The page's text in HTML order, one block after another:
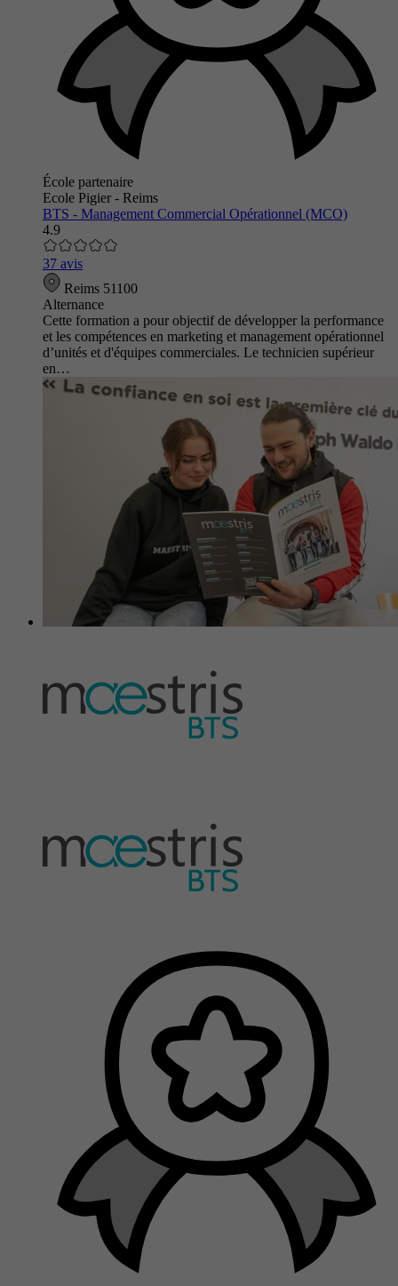
École partenaire
Ecole Pigier - Reims
BTS - Management Commercial Opérationnel (MCO)
4.9
37 avis
Reims 51100
Alternance
Cette formation a pour objectif de développer la performance
et les compétences en marketing et management opérationnel
d’unités et d'équipes commerciales. Le technicien supérieur
en…